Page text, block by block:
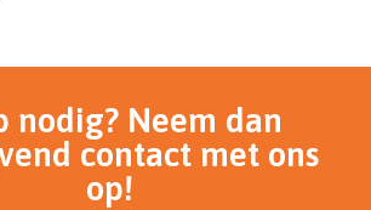
nodig? Neem dan
contact met ons
op!